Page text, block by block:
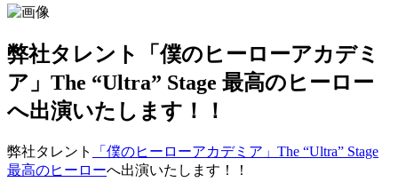
弊社タレント「僕のヒーローアカデミ
ア」The “Ultra” Stage 最高のヒーロー
へ出演いたします！！
弊社タレント
「僕のヒーローアカデミア」The “Ultra” Stage
最高のヒーローへ出演いたします！！